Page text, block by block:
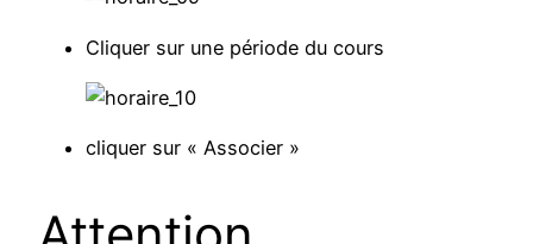
Cliquer sur une période du cours
cliquer sur « Associer »